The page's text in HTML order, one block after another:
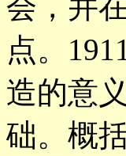
点。
造的意
础。概